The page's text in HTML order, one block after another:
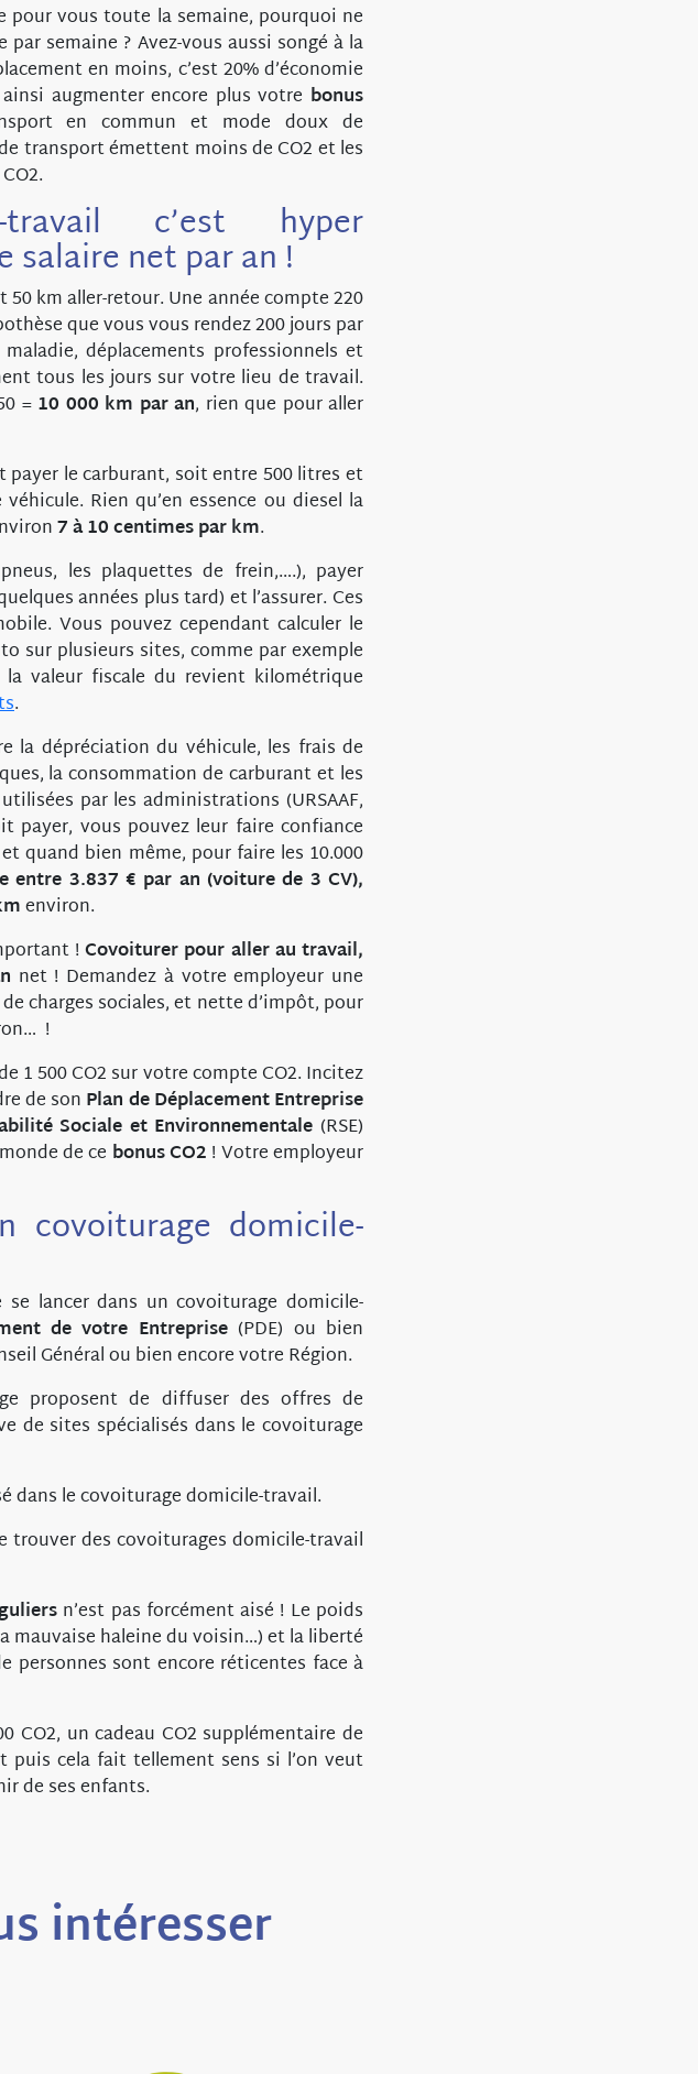
pour vous toute la semaine, pourquoi ne
par semaine ? Avez-vous aussi songé à la
en moins, c’est 20% d’économie
augmenter encore plus votre bonus
en commun et mode doux de
transport émettent moins de CO2 et les
c’est hyper
salaire net par an !
50 km aller-retour. Une année compte 220
que vous vous rendez 200 jours par
déplacements professionnels et
tous les jours sur votre lieu de travail.
= 10 000 km par an, rien que pour aller
payer le carburant, soit entre 500 litres et
Rien qu’en essence ou diesel la
7 à 10 centimes par km.
les plaquettes de frein,….), payer
années plus tard) et l’assurer. Ces
Vous pouvez cependant calculer le
sur plusieurs sites, comme par exemple
valeur fiscale du revient kilométrique
.
la dépréciation du véhicule, les frais de
la consommation de carburant et les
par les administrations (URSAAF,
payer, vous pouvez leur faire confiance
quand bien même, pour faire les 10.000
entre 3.837 € par an (voiture de 3 CV),
environ.
!Covoiturer pour aller au travail,
net ! Demandez à votre employeur une
charges sociales, et nette d’impôt, pour
!
1 500 CO2 sur votre compte CO2. Incitez
de son Plan de Déplacement Entreprise
Sociale et Environnementale (RSE)
de ce bonus CO2 ! Votre employeur
covoiturage domicile-
lancer dans un covoiturage domicile-
de votre Entreprise(PDE) ou bien
Général ou bien encore votre Région.
proposent de diffuser des offres de
de sites spécialisés dans le covoiturage
dans le covoiturage domicile-travail.
des covoiturages domicile-travail
n’est pas forcément aisé ! Le poids
mauvaise haleine du voisin…) et la liberté
personnes sont encore réticentes face à
CO2, un cadeau CO2 supplémentaire de
puis cela fait tellement sens si l’on veut
de ses enfants.
intéresser